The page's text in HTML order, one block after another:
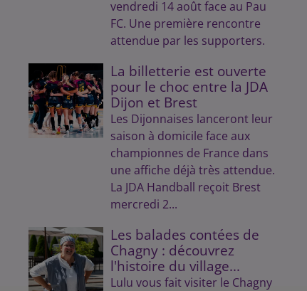
vendredi 14 août face au Pau
FC. Une première rencontre
attendue par les supporters.
La billetterie est ouverte
pour le choc entre la JDA
Dijon et Brest
Les Dijonnaises lanceront leur
saison à domicile face aux
championnes de France dans
une affiche déjà très attendue.
La JDA Handball reçoit Brest
mercredi 2...
Les balades contées de
Chagny : découvrez
l'histoire du village...
Lulu vous fait visiter le Chagny